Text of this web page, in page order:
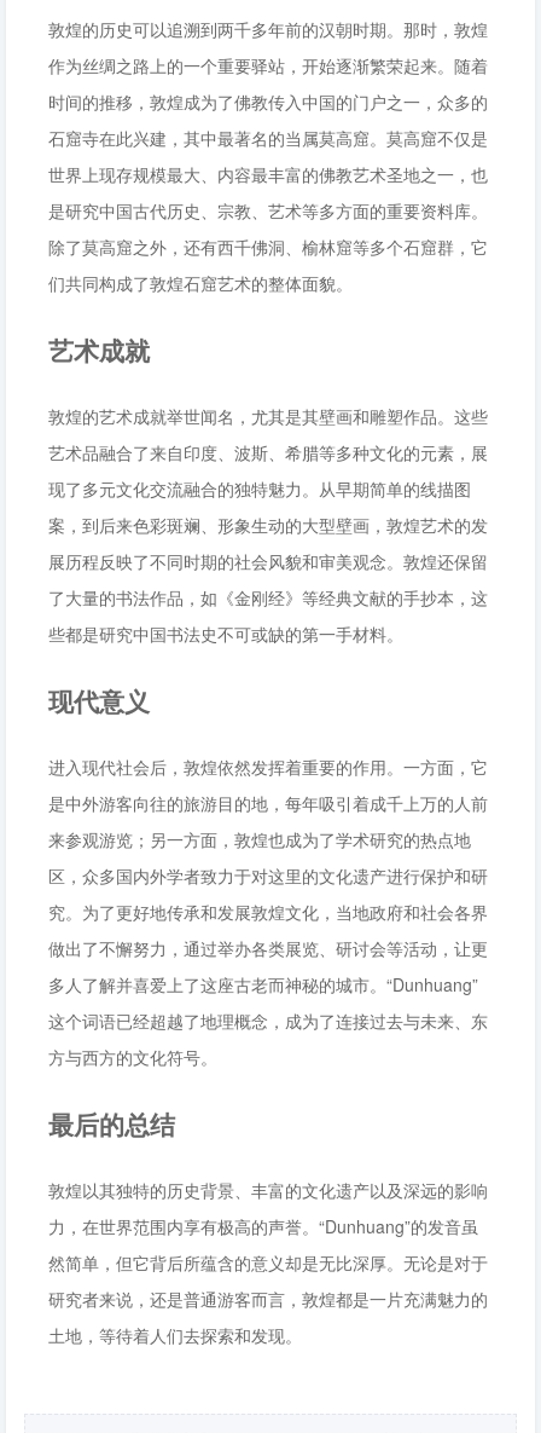
敦煌的历史可以追溯到两千多年前的汉朝时期。那时，敦煌
作为丝绸之路上的一个重要驿站，开始逐渐繁荣起来。随着
时间的推移，敦煌成为了佛教传入中国的门户之一，众多的
石窟寺在此兴建，其中最著名的当属莫高窟。莫高窟不仅是
世界上现存规模最大、内容最丰富的佛教艺术圣地之一，也
是研究中国古代历史、宗教、艺术等多方面的重要资料库。
除了莫高窟之外，还有西千佛洞、榆林窟等多个石窟群，它
们共同构成了敦煌石窟艺术的整体面貌。
艺术成就
敦煌的艺术成就举世闻名，尤其是其壁画和雕塑作品。这些
艺术品融合了来自印度、波斯、希腊等多种文化的元素，展
现了多元文化交流融合的独特魅力。从早期简单的线描图
案，到后来色彩斑斓、形象生动的大型壁画，敦煌艺术的发
展历程反映了不同时期的社会风貌和审美观念。敦煌还保留
了大量的书法作品，如《金刚经》等经典文献的手抄本，这
些都是研究中国书法史不可或缺的第一手材料。
现代意义
进入现代社会后，敦煌依然发挥着重要的作用。一方面，它
是中外游客向往的旅游目的地，每年吸引着成千上万的人前
来参观游览；另一方面，敦煌也成为了学术研究的热点地
区，众多国内外学者致力于对这里的文化遗产进行保护和研
究。为了更好地传承和发展敦煌文化，当地政府和社会各界
做出了不懈努力，通过举办各类展览、研讨会等活动，让更
多人了解并喜爱上了这座古老而神秘的城市。“Dunhuang”
这个词语已经超越了地理概念，成为了连接过去与未来、东
方与西方的文化符号。
最后的总结
敦煌以其独特的历史背景、丰富的文化遗产以及深远的影响
力，在世界范围内享有极高的声誉。“Dunhuang”的发音虽
然简单，但它背后所蕴含的意义却是无比深厚。无论是对于
研究者来说，还是普通游客而言，敦煌都是一片充满魅力的
土地，等待着人们去探索和发现。